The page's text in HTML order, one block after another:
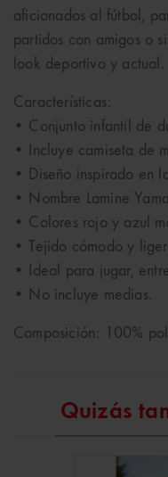
aficionados al fútbol,
partidos con amigos o
look deportivo y actual.
Características:
• Conjunto infantil de
• Incluye camiseta de
• Diseño inspirado en
• Nombre Lamine
• Colores rojo y azul
• Tejido cómodo y
• Ideal para jugar,
• No incluye medias.
Composición: 100%
Quizás